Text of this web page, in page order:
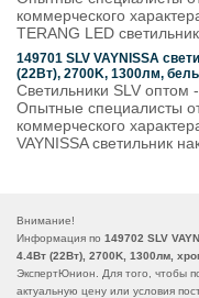
коммерческого
TERANG LED
149701 SLV VAYNISSA
(22Вт), 2700K, 1300лм,
Светильники SLV оптом
Опытные специалисты
коммерческого
VAYNISSA светильник
Внимание!
Информация по 149702 SLV
4.4Вт (22Вт), 2700K, 1300лм,
ЭкспертЮнион. Для того, чтобы
актуальную цену или условия